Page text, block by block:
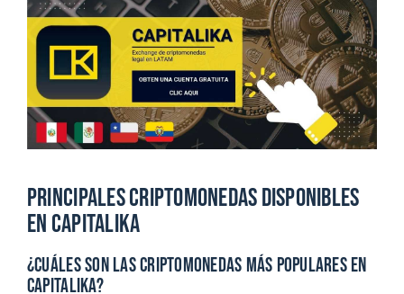
Principales Criptomonedas Disponibles
En Capitalika
¿CUÁLES SON LAS CRIPTOMONEDAS MÁS POPULARES EN
CAPITALIKA?